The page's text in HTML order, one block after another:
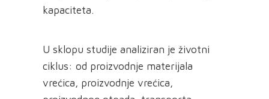
kapaciteta.
U sklopu studije analiziran je životni
ciklus: od proizvodnje materijala
vrećica, proizvodnje vrećica,